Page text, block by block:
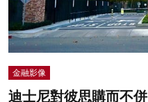
金融影像
迪士尼對彼思購而不併